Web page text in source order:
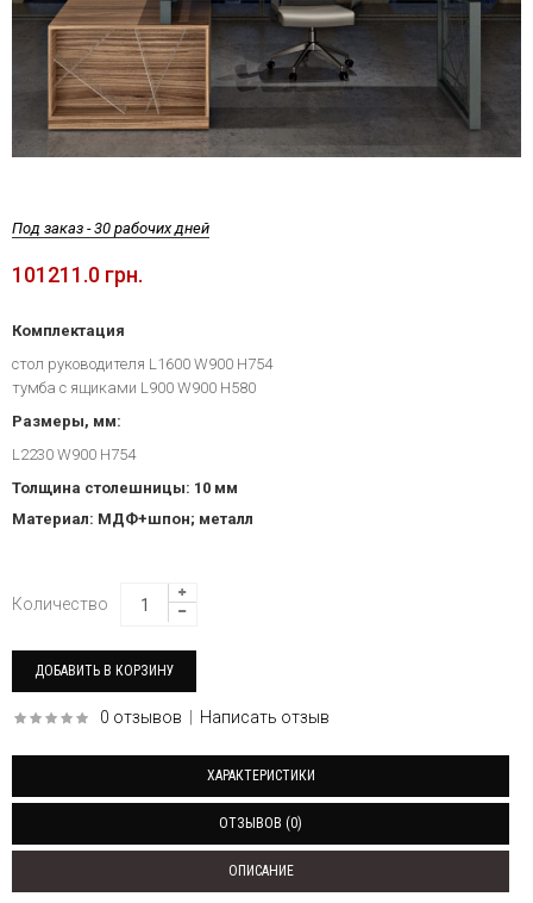
Под заказ - 30 рабочих дней
101211.0 грн.
Комплектация
стол руководителя L1600 W900 H754
тумба с ящиками L900 W900 H580
Размеры, мм:
L2230 W900 H754
Толщина столешницы: 10 мм
Материал: МДФ+шпон; металл
Количество
0 отзывов Написать отзыв
ХАРАКТЕРИСТИКИ
ОТЗЫВОВ (0)
ОПИСАНИЕ